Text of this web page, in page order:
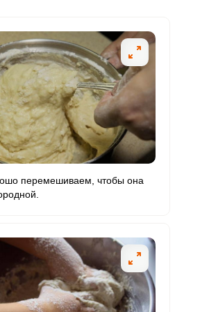
339.8 мг 400 мг 21.2
мг 1300 мг 44.3 84.9
585 мг 500 мг 15.3
663.8 мг 800 мг 10.8 20.7
мг 2300 мг 19.1 36.5
44.8 мкг 150 мкг
мкг 10 мкг 33.8 64.7
70 мкг 0 0
перемешиваем, чтобы она